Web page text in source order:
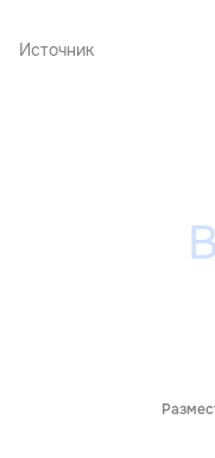
Источник